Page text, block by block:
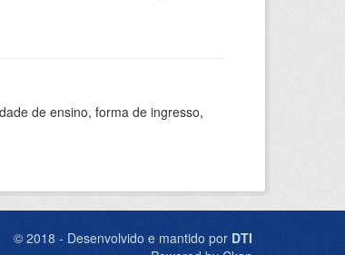
de ensino, forma de ingresso,
© 2018 - Desenvolvido e mantido por DTI